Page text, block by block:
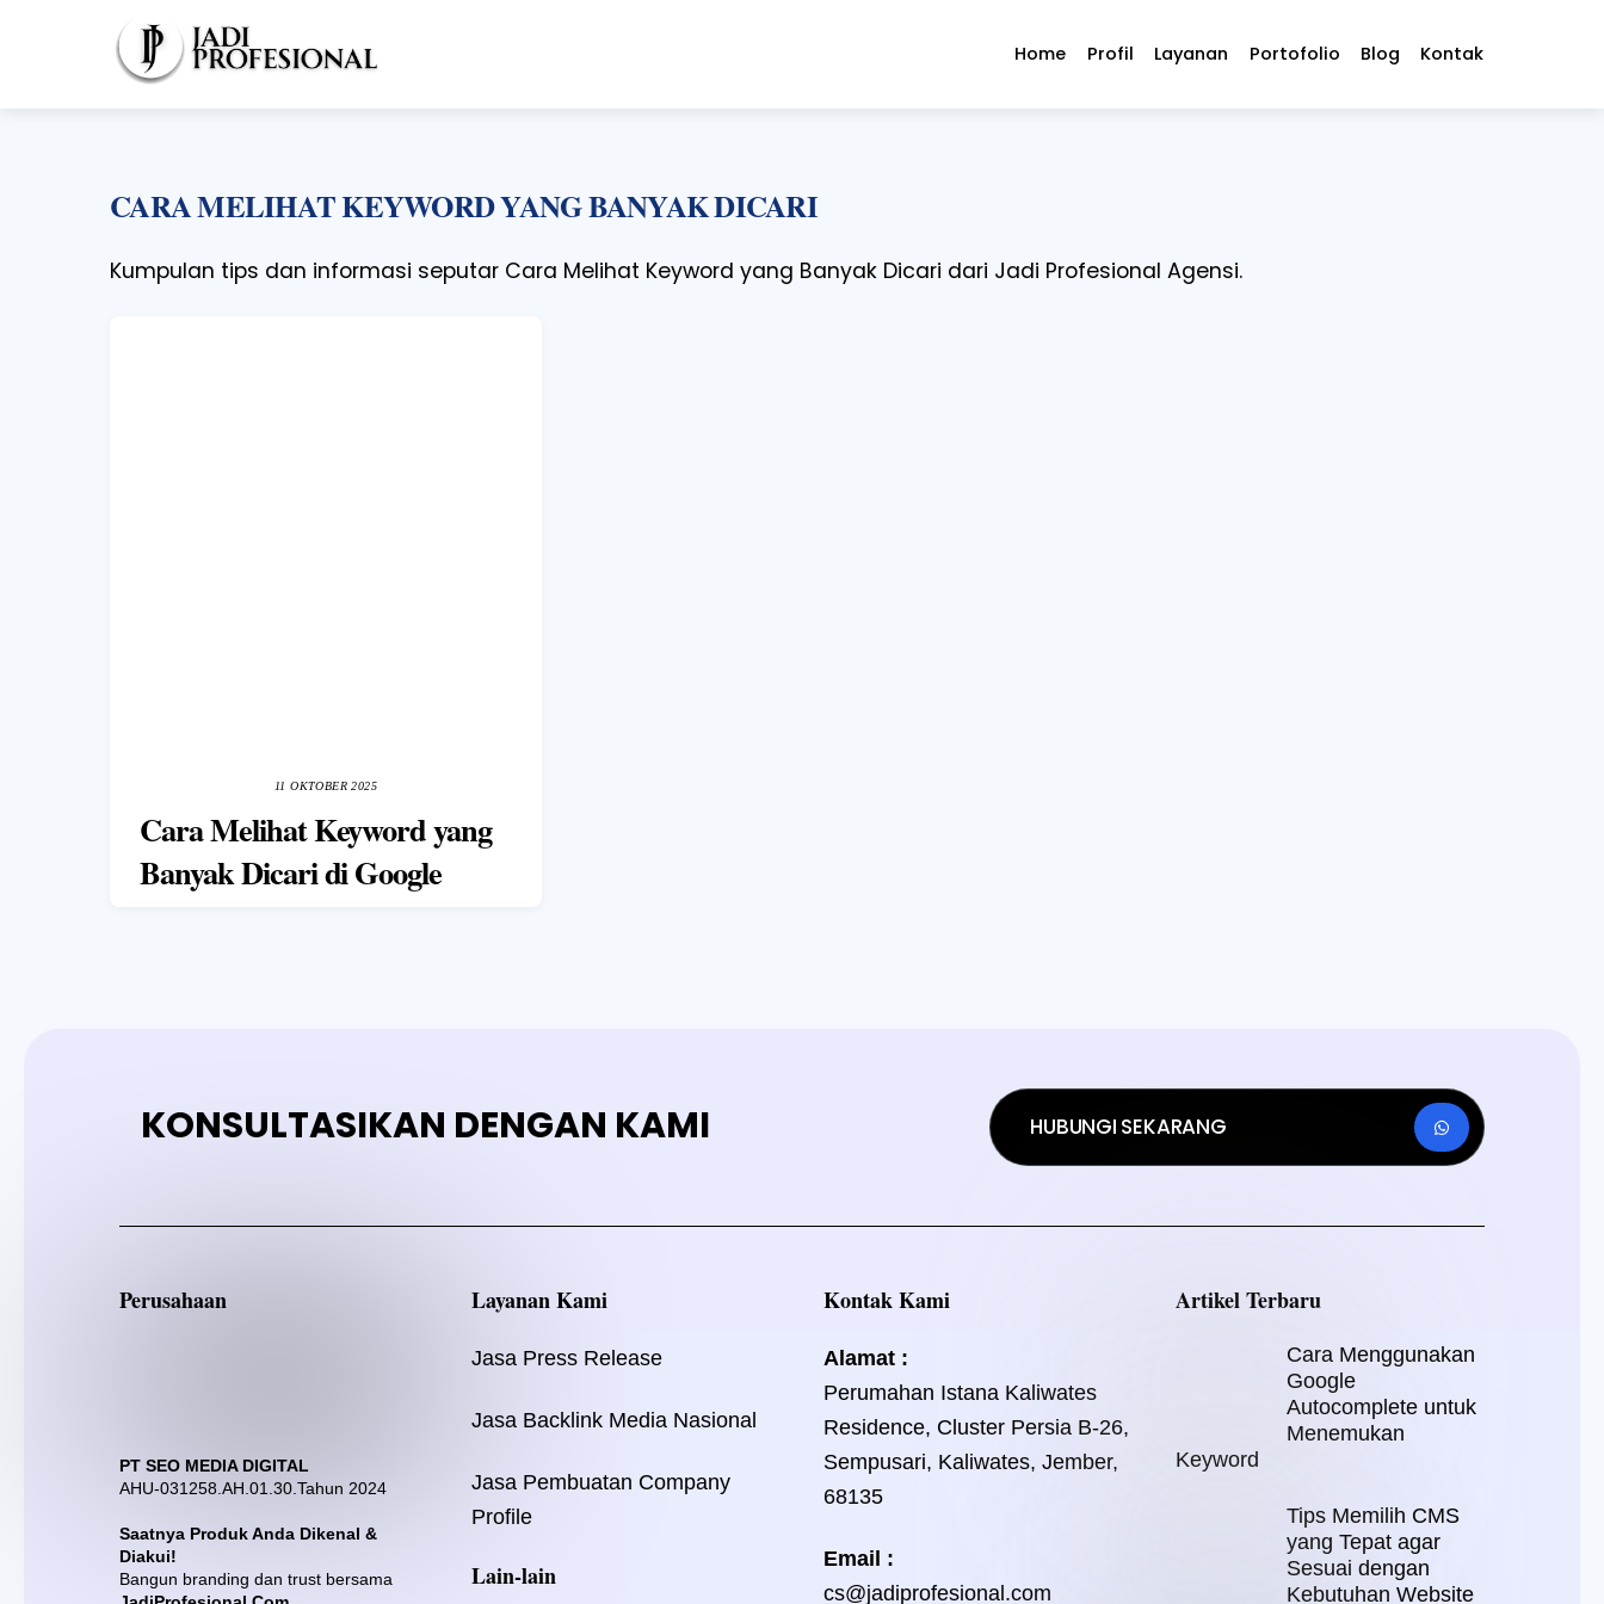
Home Profil Layanan Portofolio Blog Kontak
CARA MELIHAT KEYWORD YANG BANYAK DICARI
Kumpulan tips dan informasi seputar Cara Melihat Keyword yang Banyak Dicari dari Jadi Profesional Agensi.
11 OKTOBER 2025
Cara Melihat Keyword yang
Banyak Dicari di Google
KONSULTASIKAN DENGAN KAMI HUBUNGI SEKARANG
Perusahaan
PT SEO MEDIA DIGITAL
AHU-031258.AH.01.30.Tahun 2024
Saatnya Produk Anda Dikenal &
Diakui!
Bangun branding dan trust bersama
Layanan Kami
Jasa Press Release
Jasa Backlink Media Nasional
Jasa Pembuatan Company
Profile
Lain-lain
Kontak Kami
Alamat :
Perumahan Istana Kaliwates
Residence, Cluster Persia B-26,
Sempusari, Kaliwates, Jember,
68135
Email :
cs@jadiprofesional.com
Artikel Terbaru
Cara Menggunakan
Google
Autocomplete untuk
Menemukan
Keyword
Tips Memilih CMS
yang Tepat agar
Sesuai dengan
Kebutuhan Website